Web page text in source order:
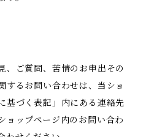
、ご質問、苦情のお申出その
するお問い合わせは、当ショ
基づく表記」内にある連絡先
ョップページ内のお問い合わ